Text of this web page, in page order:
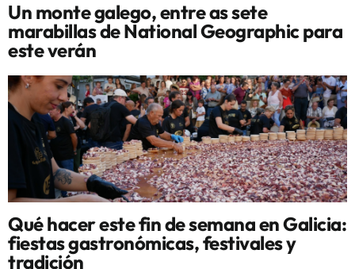
Un monte galego, entre as sete
marabillas de National Geographic para
este verán
Qué hacer este fin de semana en Galicia:
fiestas gastronómicas, festivales y
tradición